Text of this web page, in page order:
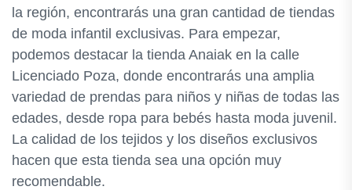
la región, encontrarás una gran cantidad de tiendas
de moda infantil exclusivas. Para empezar,
podemos destacar la tienda Anaiak en la calle
Licenciado Poza, donde encontrarás una amplia
variedad de prendas para niños y niñas de todas las
edades, desde ropa para bebés hasta moda juvenil.
La calidad de los tejidos y los diseños exclusivos
hacen que esta tienda sea una opción muy
recomendable.